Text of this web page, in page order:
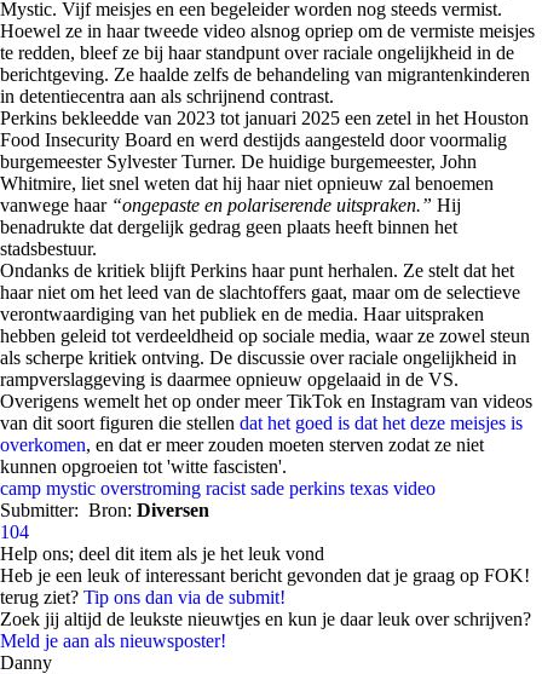
Mystic. Vijf meisjes en een begeleider worden nog steeds vermist.
Hoewel ze in haar tweede video alsnog opriep om de vermiste meisjes
te redden, bleef ze bij haar standpunt over raciale ongelijkheid in de
berichtgeving. Ze haalde zelfs de behandeling van migrantenkinderen
in detentiecentra aan als schrijnend contrast.
Perkins bekleedde van 2023 tot januari 2025 een zetel in het Houston
Food Insecurity Board en werd destijds aangesteld door voormalig
burgemeester Sylvester Turner. De huidige burgemeester, John
Whitmire, liet snel weten dat hij haar niet opnieuw zal benoemen
vanwege haar “ongepaste en polariserende uitspraken.” Hij
benadrukte dat dergelijk gedrag geen plaats heeft binnen het
stadsbestuur.
Ondanks de kritiek blijft Perkins haar punt herhalen. Ze stelt dat het
haar niet om het leed van de slachtoffers gaat, maar om de selectieve
verontwaardiging van het publiek en de media. Haar uitspraken
hebben geleid tot verdeeldheid op sociale media, waar ze zowel steun
als scherpe kritiek ontving. De discussie over raciale ongelijkheid in
rampverslaggeving is daarmee opnieuw opgelaaid in de VS.
Overigens wemelt het op onder meer TikTok en Instagram van videos
van dit soort figuren die stellen dat het goed is dat het deze meisjes is
overkomen, en dat er meer zouden moeten sterven zodat ze niet
kunnen opgroeien tot 'witte fascisten'.
camp mystic overstroming racist sade perkins texas video
Submitter: Bron: Diversen
104
Help ons; deel dit item als je het leuk vond
Heb je een leuk of interessant bericht gevonden dat je graag op FOK!
terug ziet? Tip ons dan via de submit!
Zoek jij altijd de leukste nieuwtjes en kun je daar leuk over schrijven?
Meld je aan als nieuwsposter!
Danny